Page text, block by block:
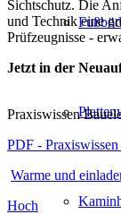
Sichtschutz. Die
und Technik eine
Prüfzeugnisse -
Jetzt in der
Praxiswissen
PDF -
Warme und
Hoch